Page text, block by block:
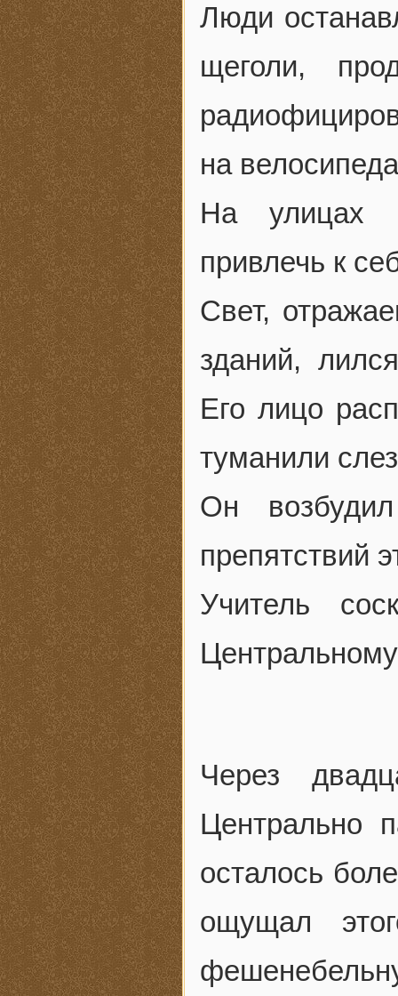
Люди
щеголи,
на
На улицах
привлечь к
Свет,
зданий,
Его лицо
туманили
Он
препятствий
Учитель
Через
Центрально
осталось
ощущал